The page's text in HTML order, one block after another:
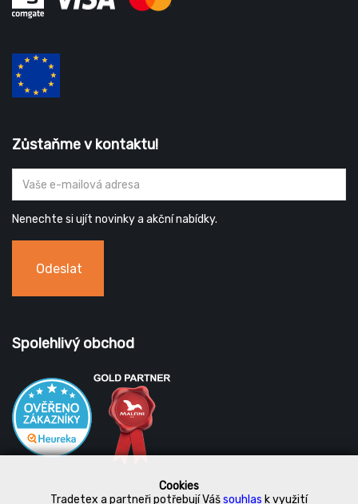
Cookies
Tradetex a partneři potřebují Vášsouhlas k využití
Zůstaňme v kontaktu!
Nenechte si ujít novinky a akční nabídky.
Odeslat
Spolehlivý obchod